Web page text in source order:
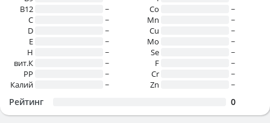
B12
~
C
~
D
~
E
~
H
~
вит.К
~
PP
~
Калий
~
Co
~
Mn
~
Cu
~
Mo
~
Se
~
F
~
Cr
~
Zn
~
Рейтинг 0